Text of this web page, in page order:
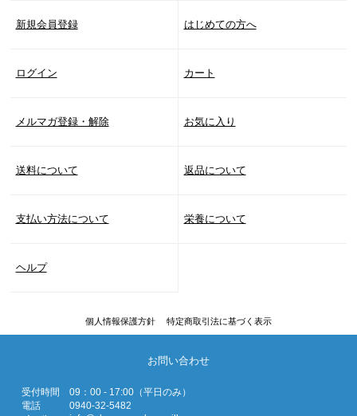
新規会員登録 はじめての方へ
ログイン カート
メルマガ登録・解除 お気に入り
送料について 返品について
支払い方法について 栄養について
ヘルプ
個人情報保護方針 特定商取引法に基づく表示
お問い合わせ
受付時間
09：00 - 17:00（平日のみ）
電話
0940-32-5482